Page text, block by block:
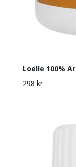
Loelle 100%
298 kr